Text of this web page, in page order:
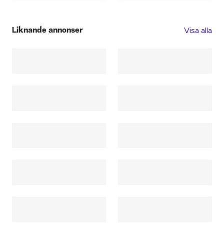
Liknande annonser Visa alla